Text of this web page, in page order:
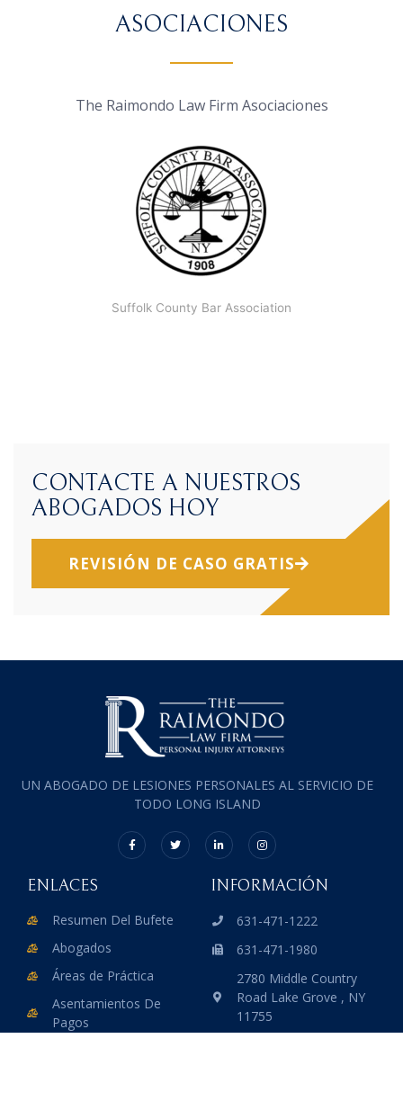
ASOCIACIONES
The Raimondo Law Firm Asociaciones
Suffolk County Bar Association
CONTACTE A NUESTROS
ABOGADOS HOY
REVISIÓN DE CASO GRATIS
UN ABOGADO DE LESIONES PERSONALES AL SERVICIO DE
TODO LONG ISLAND
ENLACES
Resumen Del Bufete
Abogados
Áreas de Práctica
Asentamientos De
Pagos
INFORMACIÓN
631-471-1222
631-471-1980
2780 Middle Country
Road Lake Grove , NY
11755